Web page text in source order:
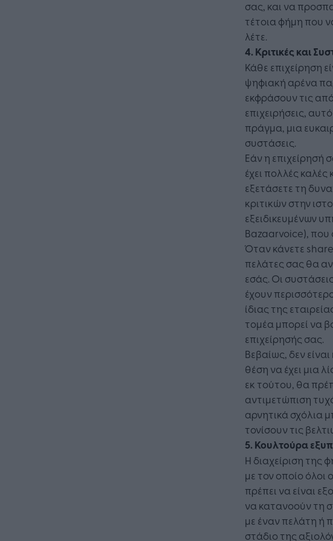
σας, και να
τέτοια φήμη που
λέτε.
4. Κριτικές και
Κάθε επιχείρηση
ψηφιακή αρένα
εκφράσουν τις
επιχειρήσεις,
πράγμα, μια
συστάσεις.
Εάν η επιχείρησή
έχει πολλές καλές
εξετάσετε τη
κριτικών στην
εξειδικευμένων
Bazaarvoice), που
Όταν κάνετε share
πελάτες σας θα
εσάς. Οι
έχουν
ίδιας της
τομέα μπορεί να
επιχείρησής σας.
Βεβαίως, δεν
θέση να έχει μια
εκ τούτου, θα
αντιμετώπιση
αρνητικά σχόλια
τονίσουν τις
5. Κουλτούρα
Η διαχείριση της
με τον οποίο όλοι
πρέπει να είναι
να κατανοούν τη
με έναν πελάτη ή
στάδιο της
Η Τεχνητή
λειτουργικό
επιχείρησης